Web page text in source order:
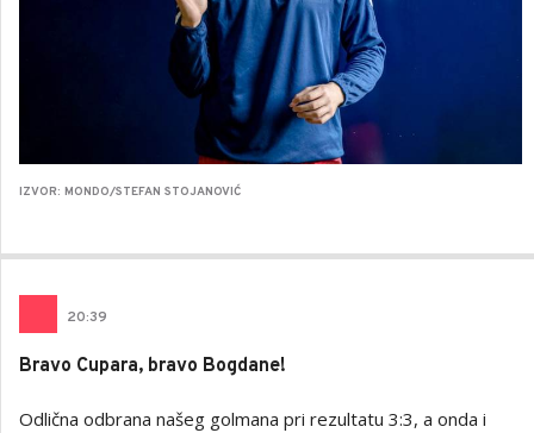
IZVOR: MONDO/STEFAN STOJANOVIĆ
20:39
Bravo Cupara, bravo Bogdane!
Odlična odbrana našeg golmana pri rezultatu 3:3, a onda i